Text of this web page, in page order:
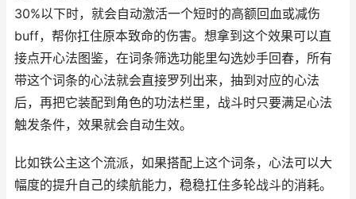
30%以下时，就会自动激活一个短时的高额回血或减伤
buff，帮你扛住原本致命的伤害。想拿到这个效果可以直
接点开心法图鉴，在词条筛选功能里勾选妙手回春，所有
带这个词条的心法就会直接罗列出来，抽到对应的心法
后，再把它装配到角色的功法栏里，战斗时只要满足心法
触发条件，效果就会自动生效。
比如铁公主这个流派，如果搭配上这个词条，心法可以大
幅度的提升自己的续航能力，稳稳扛住多轮战斗的消耗。